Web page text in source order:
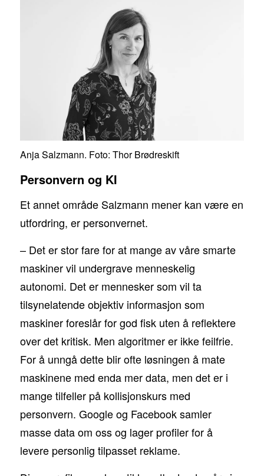
Anja Salzmann. Foto: Thor Brødreskift
Personvern og KI
Et annet område Salzmann mener kan være en
utfordring, er personvernet.
– Det er stor fare for at mange av våre smarte
maskiner vil undergrave menneskelig
autonomi. Det er mennesker som vil ta
tilsynelatende objektiv informasjon som
maskiner foreslår for god fisk uten å reflektere
over det kritisk. Men algoritmer er ikke feilfrie.
For å unngå dette blir ofte løsningen å mate
maskinene med enda mer data, men det er i
mange tilfeller på kollisjonskurs med
personvern. Google og Facebook samler
masse data om oss og lager profiler for å
levere personlig tilpasset reklame.